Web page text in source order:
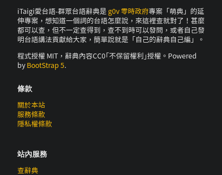
iTaigi愛台語-群眾台語辭典是 g0v 零時政府專案「萌典」的延
伸專案，想知道一個詞的台語怎麼說，來這裡查就對了！甚麼
都可以查，但不一定查得到，查不到時可以發問，或者自己發
明台語講法貢獻給大家，簡單說就是「自己的辭典自己編」。
程式授權 MIT，辭典內容CC0｢不保留權利｣授權。Powered
by BootStrap 5.
條款
關於本站
服務條款
隱私權條款
站內服務
查辭典